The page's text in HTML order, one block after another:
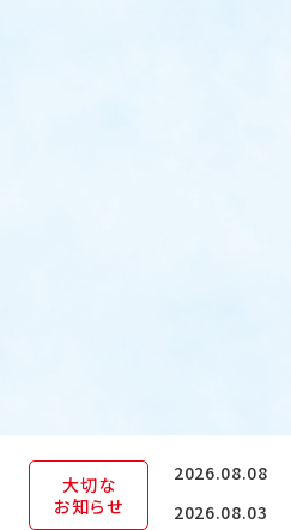
大切な
お知らせ
2026.08.08
2026.08.03